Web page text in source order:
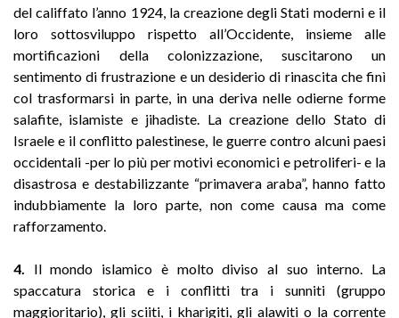
del califfato l’anno 1924, la creazione degli Stati moderni e il
loro sottosviluppo rispetto all’Occidente, insieme alle
mortificazioni della colonizzazione, suscitarono un
sentimento di frustrazione e un desiderio di rinascita che finì
col trasformarsi in parte, in una deriva nelle odierne forme
salafite, islamiste e jihadiste. La creazione dello Stato di
Israele e il conflitto palestinese, le guerre contro alcuni paesi
occidentali -per lo più per motivi economici e petroliferi- e la
disastrosa e destabilizzante “primavera araba”, hanno fatto
indubbiamente la loro parte, non come causa ma come
rafforzamento.
4.
Il mondo islamico è molto diviso al suo interno. La
spaccatura storica e i conflitti tra i sunniti (gruppo
maggioritario), gli sciiti, i kharigiti, gli alawiti o la corrente